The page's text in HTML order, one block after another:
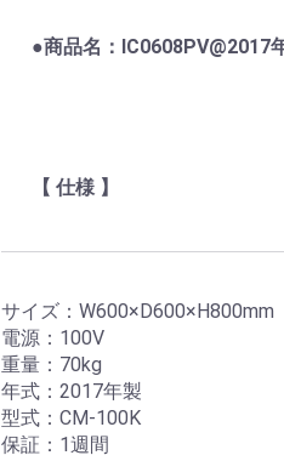
●商品名：
【 仕様 】
サイズ：W600×D600×H800mm
電源：100V
重量：70kg
年式：2017年製
型式：CM-100K
保証：1週間